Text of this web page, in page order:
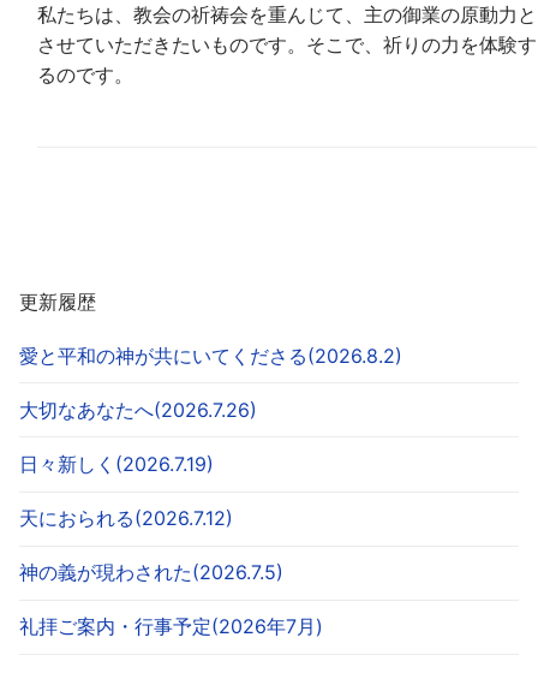
私たちは、教会の祈祷会を重んじて、主の御業の原動力と
させていただきたいものです。そこで、祈りの力を体験す
るのです。
更新履歴
愛と平和の神が共にいてくださる(2026.8.2)
大切なあなたへ(2026.7.26)
日々新しく(2026.7.19)
天におられる(2026.7.12)
神の義が現わされた(2026.7.5)
礼拝ご案内・行事予定(2026年7月)